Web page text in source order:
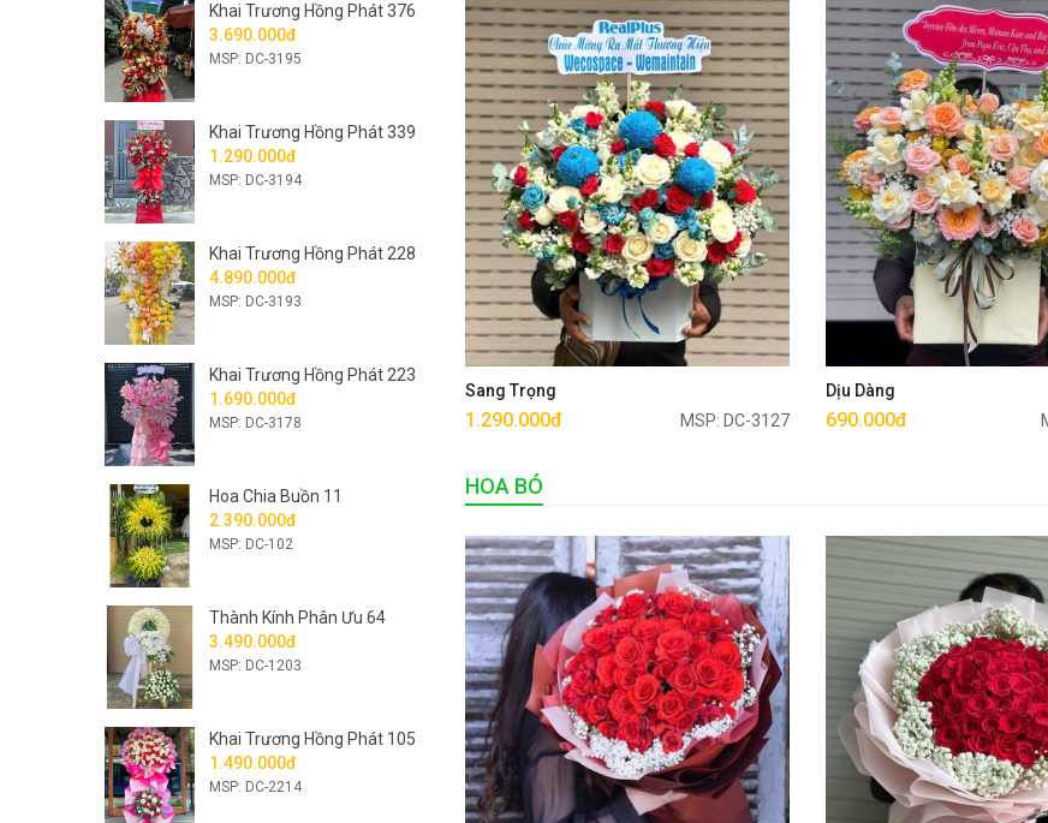
Sang Trọng
1.290.000đ MSP: DC-3127
Mua ngay
Dịu Dàng
690.000đ
Mua ngay
HOA BÓ
Khai Trương Hồng Phát 376
3.690.000đ
MSP: DC-3195
Khai Trương Hồng Phát 339
1.290.000đ
MSP: DC-3194
Khai Trương Hồng Phát 228
4.890.000đ
MSP: DC-3193
Khai Trương Hồng Phát 223
1.690.000đ
MSP: DC-3178
Hoa Chia Buồn 11
2.390.000đ
MSP: DC-102
Thành Kính Phân Ưu 64
3.490.000đ
MSP: DC-1203
Khai Trương Hồng Phát 105
1.490.000đ
MSP: DC-2214